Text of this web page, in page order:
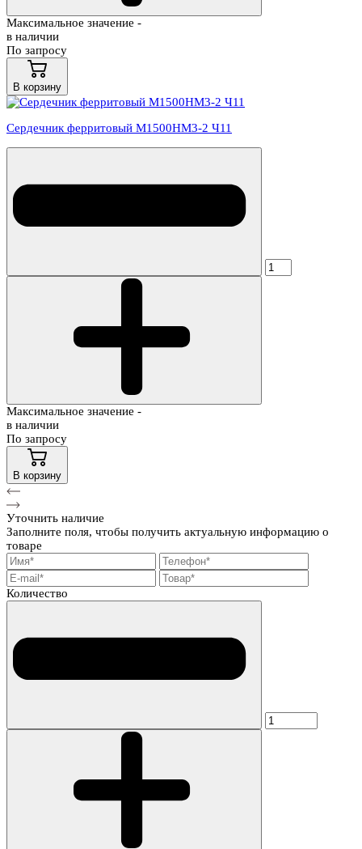
Максимальное значение -
в наличии
По запросу
В корзину
Сердечник ферритовый М1500НМ3-2 Ч11
Максимальное значение -
в наличии
По запросу
В корзину
Уточнить наличие
Заполните поля, чтобы получить актуальную информацию о
товаре
Количество